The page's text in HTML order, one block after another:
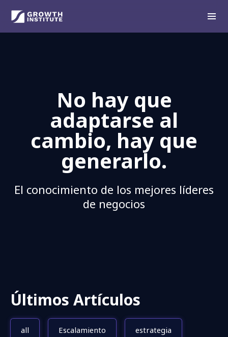
No hay que
adaptarse al
cambio, hay que
generarlo.
El conocimiento de los mejores líderes
de negocios
Últimos Artículos
all Escalamiento estrategia